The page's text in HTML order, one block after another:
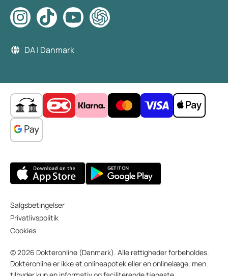
DA | Danmark
Salgsbetingelser
Privatlivspolitik
Cookies
© 2026 Dokteronline (Danmark). Alle rettigheder forbeholdes.
Dokteronline er ikke et onlineapotek eller en onlinelæge, men